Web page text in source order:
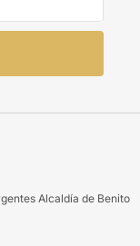
Alcaldía de Benito